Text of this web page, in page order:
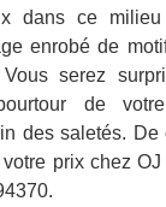
dans ce
enrobé de
serez
de
des saletés. De
prix chez